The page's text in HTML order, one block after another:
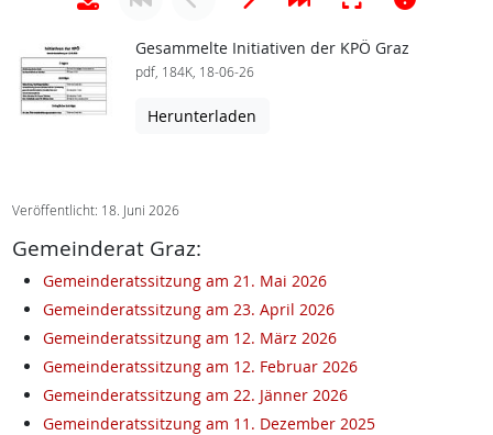
Gesammelte Initiativen der KPÖ Graz
pdf, 184K, 18-06-26
Herunterladen
Veröffentlicht: 18. Juni 2026
Gemeinderat Graz:
Gemeinderatssitzung am 21. Mai 2026
Gemeinderatssitzung am 23. April 2026
Gemeinderatssitzung am 12. März 2026
Gemeinderatssitzung am 12. Februar 2026
Gemeinderatssitzung am 22. Jänner 2026
Gemeinderatssitzung am 11. Dezember 2025